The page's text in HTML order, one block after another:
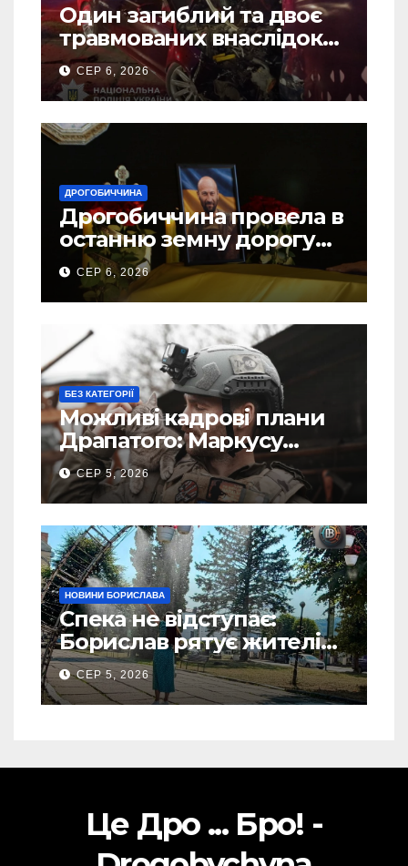
Один загиблий та двоє
травмованих внаслідок
ДТП на Самбірщині
СЕР 6, 2026
ДРОГОБИЧЧИНА
Дрогобиччина провела в
останню земну дорогу
свого Захисника – Олега
Торського
СЕР 6, 2026
БЕЗ КАТЕГОРІЇ
Можливі кадрові плани
Драпатого: Маркусу
пророкують важливу
посаду у ЗСУ
СЕР 5, 2026
НОВИНИ БОРИСЛАВА
Спека не відступає:
Борислав рятує жителів
від рекордної спеки
(Фото)
СЕР 5, 2026
Це Дро ... Бро! -